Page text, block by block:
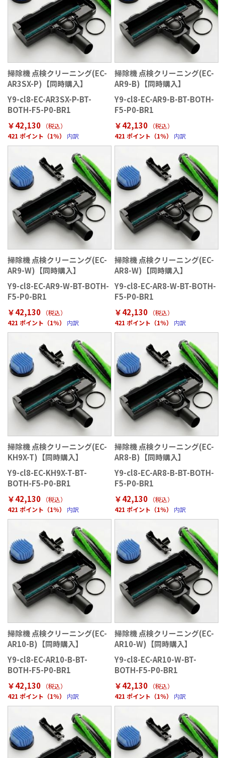
掃除機 点検クリーニング(EC-
AR3SX-P)【同時購入】
Y9-cl8-EC-AR3SX-P-BT-
BOTH-F5-P0-BR1
￥42,130
（税込）
421 ポイント（1％）
内訳
掃除機 点検クリーニング(EC-
AR9-B)【同時購入】
Y9-cl8-EC-AR9-B-BT-BOTH-
F5-P0-BR1
￥42,130
（税込）
421 ポイント（1％）
内訳
掃除機 点検クリーニング(EC-
AR9-W)【同時購入】
Y9-cl8-EC-AR9-W-BT-BOTH-
F5-P0-BR1
￥42,130
（税込）
421 ポイント（1％）
内訳
掃除機 点検クリーニング(EC-
AR8-W)【同時購入】
Y9-cl8-EC-AR8-W-BT-BOTH-
F5-P0-BR1
￥42,130
（税込）
421 ポイント（1％）
内訳
掃除機 点検クリーニング(EC-
KH9X-T)【同時購入】
Y9-cl8-EC-KH9X-T-BT-
BOTH-F5-P0-BR1
￥42,130
（税込）
421 ポイント（1％）
内訳
掃除機 点検クリーニング(EC-
AR8-B)【同時購入】
Y9-cl8-EC-AR8-B-BT-BOTH-
F5-P0-BR1
￥42,130
（税込）
421 ポイント（1％）
内訳
掃除機 点検クリーニング(EC-
AR10-B)【同時購入】
Y9-cl8-EC-AR10-B-BT-
BOTH-F5-P0-BR1
￥42,130
（税込）
421 ポイント（1％）
内訳
掃除機 点検クリーニング(EC-
AR10-W)【同時購入】
Y9-cl8-EC-AR10-W-BT-
BOTH-F5-P0-BR1
￥42,130
（税込）
421 ポイント（1％）
内訳